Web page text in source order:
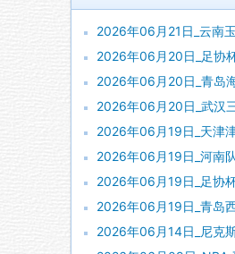
2026年06月21日_云南玉昆VS苏州
2026年06月20日_足协杯 上海申花
2026年06月20日_青岛海牛VS无锡
2026年06月20日_武汉三镇VS青岛
2026年06月19日_天津津门虎VS兰州
2026年06月19日_河南队VS江西
2026年06月19日_足协杯 深圳新鹏城
2026年06月19日_青岛西海岸VS山西
2026年06月14日_尼克斯VS